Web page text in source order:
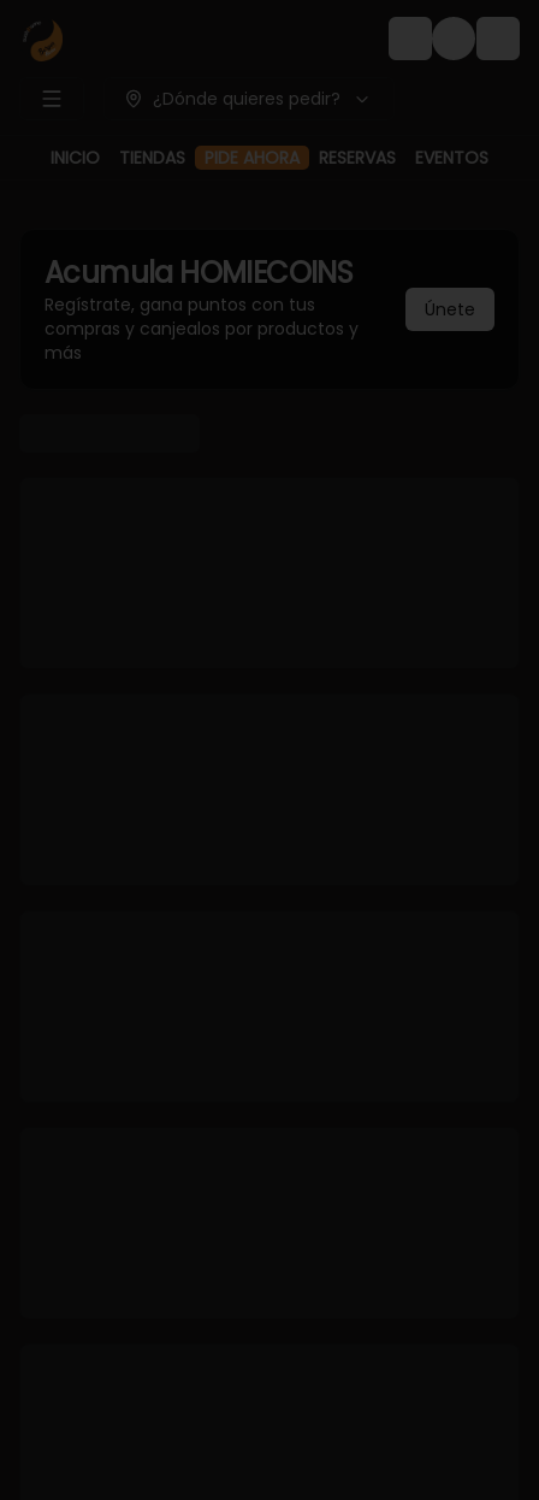
Login
¿Dónde quieres pedir?
INICIO TIENDAS PIDE AHORA RESERVAS EVENTOS
Acumula HOMIECOINS
Regístrate, gana puntos con tus
compras y canjealos por productos y
más
Únete